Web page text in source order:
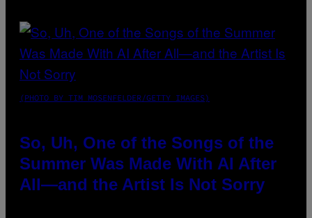
(PHOTO BY TIM MOSENFELDER/GETTY IMAGES)
So, Uh, One of the Songs of the
Summer Was Made With AI After
All—and the Artist Is Not Sorry